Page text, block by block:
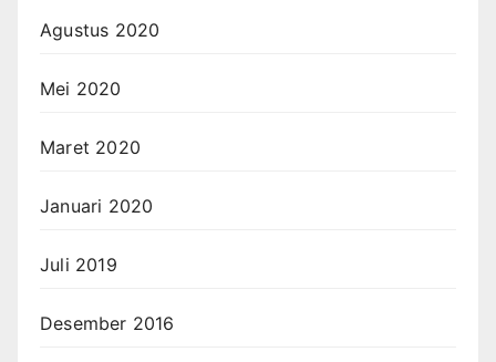
Agustus 2020
Mei 2020
Maret 2020
Januari 2020
Juli 2019
Desember 2016